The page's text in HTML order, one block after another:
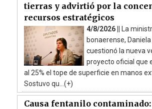
tierras y advirtió por la
recursos estratégicos
4/8/2026 ||
La
bonaerense, Daniela
cuestionó la nueva
proyecto oficial que
al 25% el tope de superficie en manos
Sostuvo qu...(+)
Causa fentanilo